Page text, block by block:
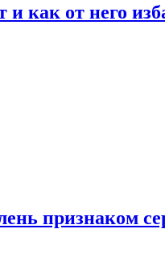
и как от него
признаком